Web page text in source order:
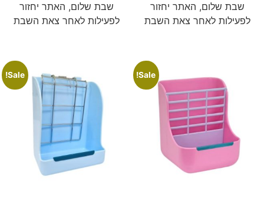
שבת שלום, האתר יחזור
לפעילות לאחר צאת השבת
שבת שלום, האתר יחזור
לפעילות לאחר צאת השבת
Sale!
Sale!